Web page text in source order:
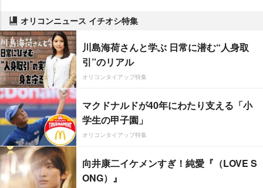
オリコンニュース イチオシ特集
川島海荷さんと学ぶ 日常に潜む“人身取
引”のリアル
オリコンタイアップ特集
マクドナルドが40年にわたり支える「小
学生の甲子園」
オリコンタイアップ特集
向井康二イケメンすぎ！純愛『（LOVE S
ONG）』